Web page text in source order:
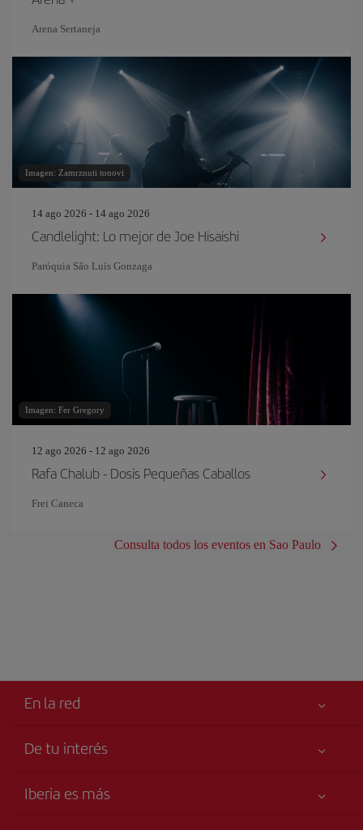
Arena Sertaneja
Imagen: Zamrznuti tonovi
14 ago 2026 - 14 ago 2026
Candlelight: Lo mejor de Joe Hisaishi
Paróquia São Luís Gonzaga
Imagen: Fer Gregory
12 ago 2026 - 12 ago 2026
Rafa Chalub - Dosis Pequeñas Caballos
Frei Caneca
Consulta todos los eventos en Sao Paulo
En la red
De tu interés
Accesibilidad
Iberia es más